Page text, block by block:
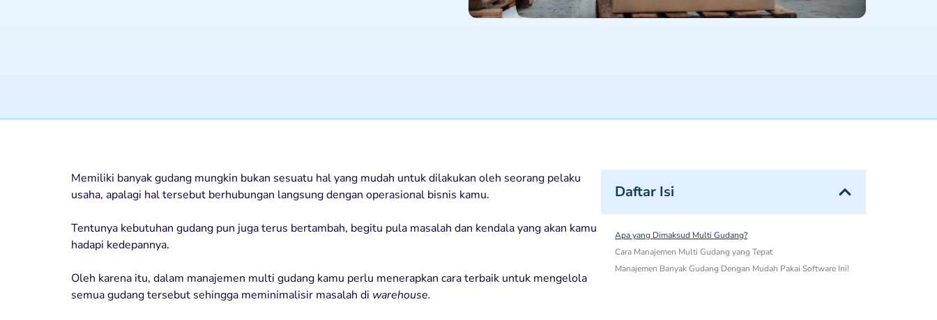
Memiliki banyak gudang mungkin bukan sesuatu hal yang mudah untuk dilakukan oleh seorang pelaku
usaha, apalagi hal tersebut berhubungan langsung dengan operasional bisnis kamu.
Tentunya kebutuhan gudang pun juga terus bertambah, begitu pula masalah dan kendala yang akan kamu
hadapi kedepannya.
Oleh karena itu, dalam manajemen multi gudang kamu perlu menerapkan cara terbaik untuk mengelola
semua gudang tersebut sehingga meminimalisir masalah di warehouse.
Daftar Isi
Apa yang Dimaksud Multi Gudang?
Cara Manajemen Multi Gudang yang Tepat
Manajemen Banyak Gudang Dengan Mudah Pakai Software Ini!